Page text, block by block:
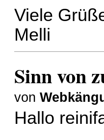
Viele
Melli
Sinn von
von
Hallo